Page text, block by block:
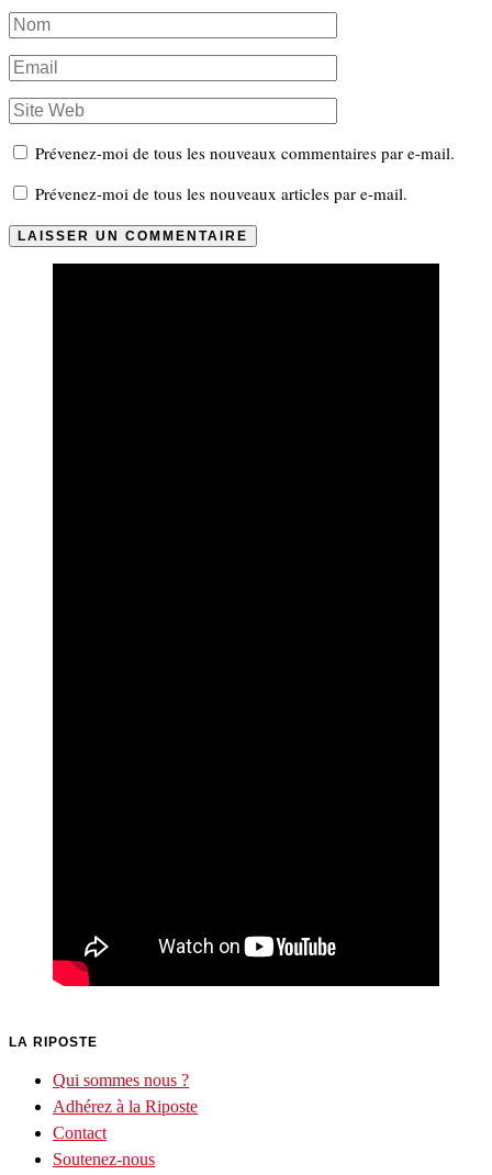
Prévenez-moi de tous les nouveaux commentaires par e-mail.
Prévenez-moi de tous les nouveaux articles par e-mail.
LA RIPOSTE
Qui sommes nous ?
Adhérez à la Riposte
Contact
Soutenez-nous